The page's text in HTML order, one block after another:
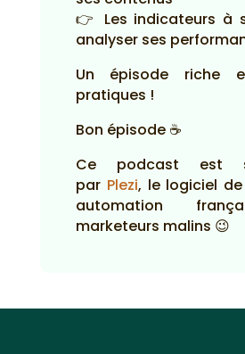
👉 Les indicateurs à
analyser ses
Un épisode riche
pratiques !
Bon épisode ☕
Ce podcast est
par Plezi, le logiciel
automation
marketeurs malins 😉